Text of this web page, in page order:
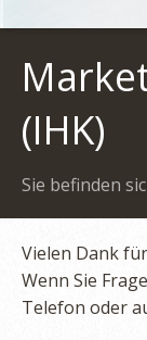
(IHK)
Sie befinden
Vielen Dank
Wenn Sie
Telefon oder